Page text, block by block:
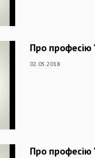
Про професію
02.05.2018
Про